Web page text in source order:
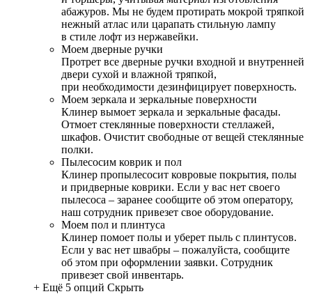
абажуров. Мы не будем протирать мокрой тряпкой
нежный атлас или царапать стильную лампу
в стиле лофт из нержавейки.
Моем дверные ручки
Протрет все дверные ручки входной и внутренней
двери сухой и влажной тряпкой,
при необходимости дезинфицирует поверхность.
Моем зеркала и зеркальные поверхности
Клинер вымоет зеркала и зеркальные фасады.
Отмоет стеклянные поверхности стеллажей,
шкафов. Очистит свободные от вещей стеклянные
полки.
Пылесосим коврик и пол
Клинер пропылесосит ковровые покрытия, полы
и придверные коврики. Если у вас нет своего
пылесоса – заранее сообщите об этом оператору,
наш сотрудник привезет свое оборудование.
Моем пол и плинтуса
Клинер помоет полы и уберет пыль с плинтусов.
Если у вас нет швабры – пожалуйста, сообщите
об этом при оформлении заявки. Сотрудник
привезет свой инвентарь.
+ Ещё 5 опций Скрыть